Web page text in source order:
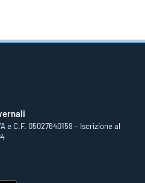
e C.F. 05027640159 – Iscrizione al